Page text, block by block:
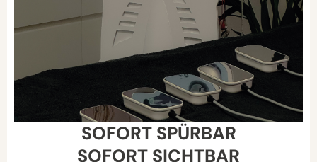
SOFORT SPÜRBAR
SOFORT SICHTBAR